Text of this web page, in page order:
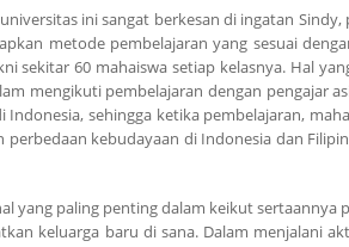
ini sangat berkesan di ingatan
metode pembelajaran yang sesuai
sekitar 60 mahaiswa setiap kelasnya. Hal
mengikuti pembelajaran dengan pengajar
sehingga ketika pembelajaran,
kebudayaan di Indonesia dan
yang paling penting dalam keikut
keluarga baru di sana. Dalam menjalani